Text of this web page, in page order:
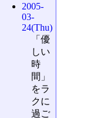
2005-
03-
24(Thu)
「優
しい
時
間」
をラ
クに
過ご